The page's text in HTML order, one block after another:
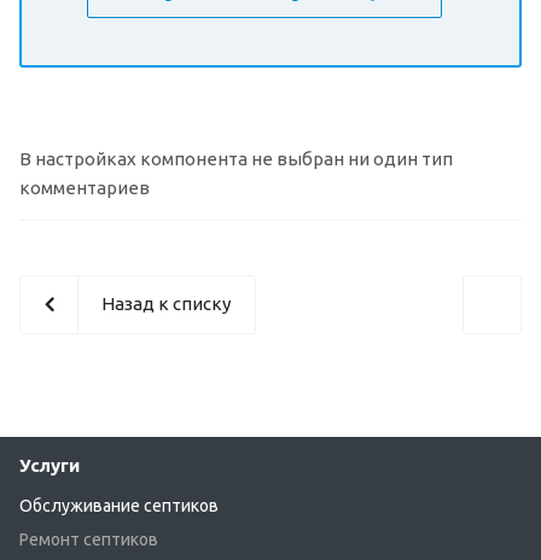
В настройках компонента не выбран ни один тип
комментариев
Назад к списку
Услуги
Обслуживание септиков
Ремонт септиков